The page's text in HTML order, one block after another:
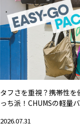
タフさを重視？携帯性
っち派！CHUMSの軽量
2026.07.31